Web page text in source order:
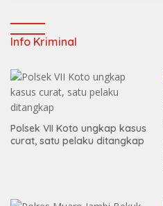
Info Kriminal
Polsek VII Koto ungkap kasus
curat, satu pelaku ditangkap